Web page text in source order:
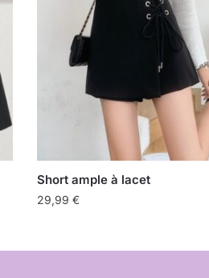
Short ample à lacet
29,99 €